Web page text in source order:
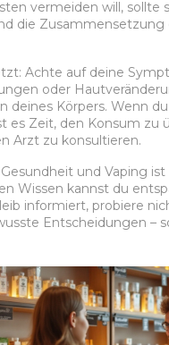
vermeiden will, sollte
die Zusammensetzung
Achte auf deine
oder
deines Körpers. Wenn
es Zeit, den Konsum zu
Arzt zu konsultieren.
und Vaping
Wissen kannst du
informiert, probiere
Entscheidungen –